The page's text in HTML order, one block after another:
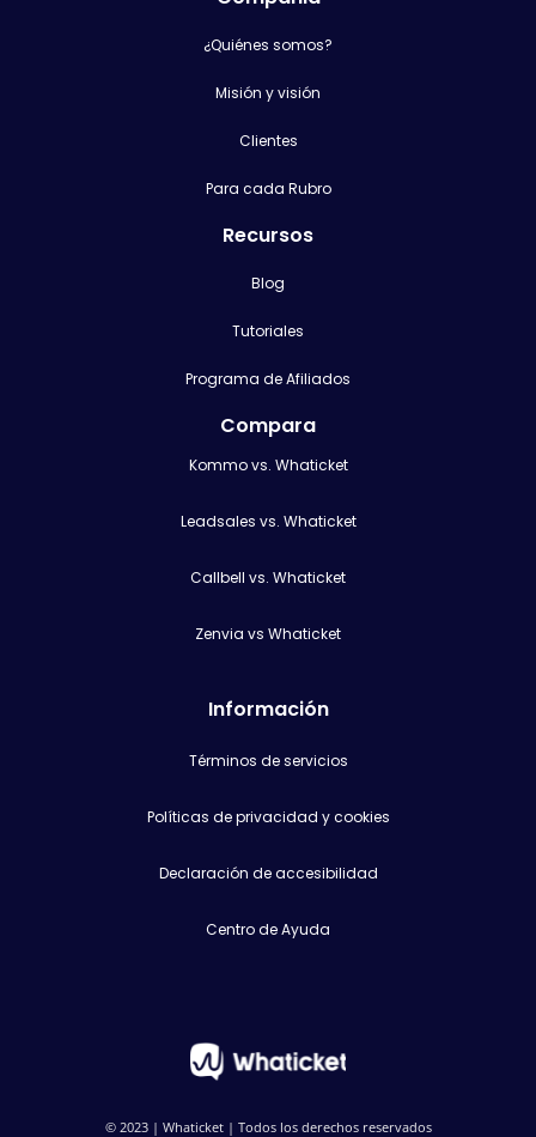
¿Quiénes somos?
Misión y visión
Clientes
Para cada Rubro
Recursos
Blog
Tutoriales
Programa de Afiliados
Compara
Kommo vs. Whaticket
Leadsales vs. Whaticket
Callbell vs. Whaticket
Zenvia vs Whaticket
Información
Términos de servicios
Políticas de privacidad y cookies
Declaración de accesibilidad
Centro de Ayuda
© 2023 | Whaticket | Todos los derechos reservados